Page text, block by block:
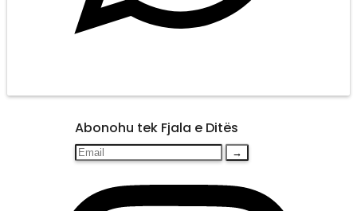
Abonohu tek Fjala e Ditës